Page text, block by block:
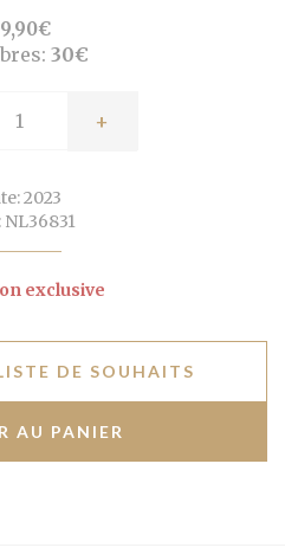
30€
+
2023
NL36831
exclusive
DE SOUHAITS